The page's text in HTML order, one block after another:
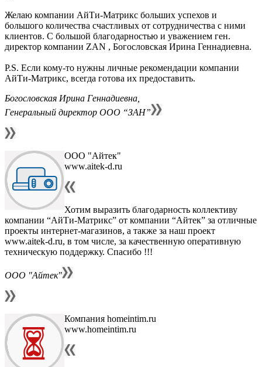
Желаю компании АйТи-Матрикс больших успехов и
большого количества счастливых от сотрудничества с ними
клиентов. С большой благодарностью и уважением ген.
директор компании ZAN , Богословская Ирина Геннадиевна.
P.S. Если кому-то нужны личные рекомендации компании
АйТи-Матрикс, всегда готова их предоставить.
Богословская Ирина Геннадиевна,
Генеральный директор ООО “ЗАН”
ООО "Айтек"
www.aitek-d.ru
Хотим выразить благодарность коллективу
компании “АйТи-Матрикс” от компании “Айтек” за отличные
проекты интернет-магазинов, а также за наш проект
www.aitek-d.ru, в том числе, за качественную оперативную
техническую поддержку. Спасибо !!!
ООО "Айтек"
Компания homeintim.ru
www.homeintim.ru